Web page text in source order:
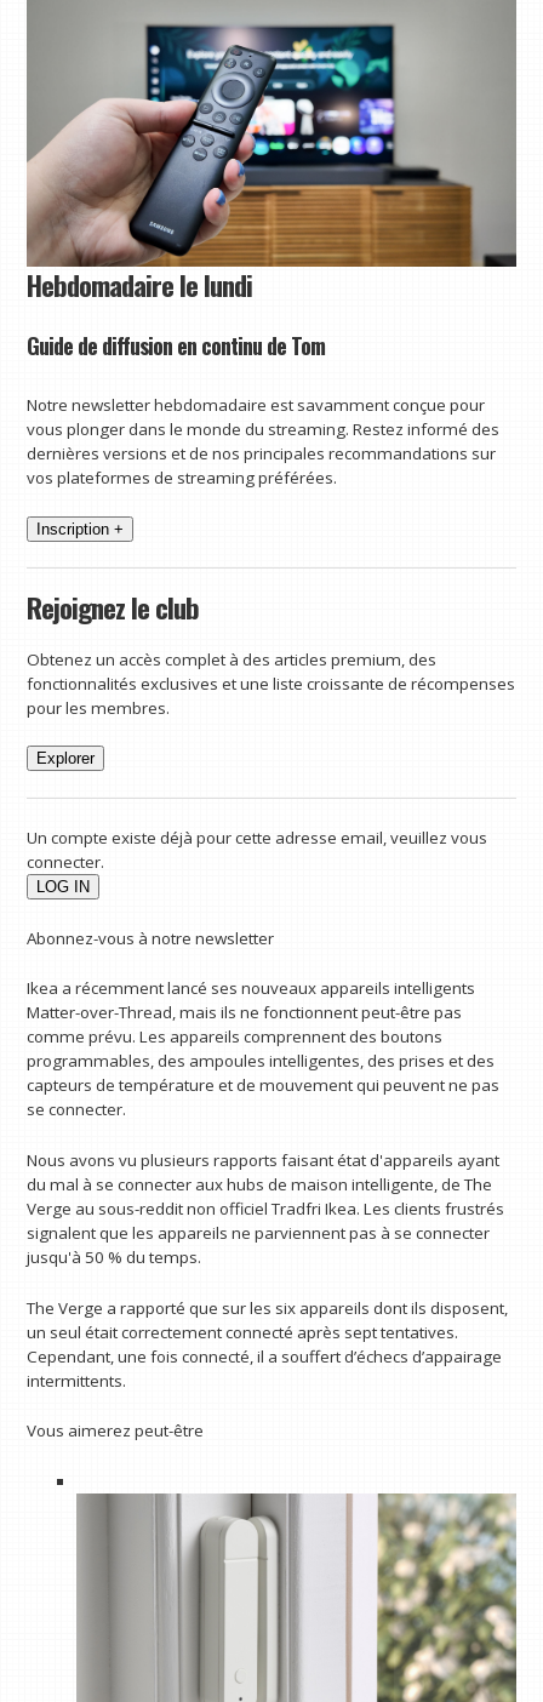
Hebdomadaire le lundi
Guide de diffusion en continu de Tom
Notre newsletter hebdomadaire est savamment conçue pour
vous plonger dans le monde du streaming. Restez informé des
dernières versions et de nos principales recommandations sur
vos plateformes de streaming préférées.
Inscription +
Rejoignez le club
Obtenez un accès complet à des articles premium, des
fonctionnalités exclusives et une liste croissante de récompenses
pour les membres.
Explorer
Un compte existe déjà pour cette adresse email, veuillez vous
connecter.
Abonnez-vous à notre newsletter
Ikea a récemment lancé ses nouveaux appareils intelligents
Matter-over-Thread, mais ils ne fonctionnent peut-être pas
comme prévu. Les appareils comprennent des boutons
programmables, des ampoules intelligentes, des prises et des
capteurs de température et de mouvement qui peuvent ne pas
se connecter.
Nous avons vu plusieurs rapports faisant état d'appareils ayant
du mal à se connecter aux hubs de maison intelligente, de The
Verge au sous-reddit non officiel Tradfri Ikea. Les clients frustrés
signalent que les appareils ne parviennent pas à se connecter
jusqu'à 50 % du temps.
The Verge a rapporté que sur les six appareils dont ils disposent,
un seul était correctement connecté après sept tentatives.
Cependant, une fois connecté, il a souffert d’échecs d’appairage
intermittents.
Vous aimerez peut-être